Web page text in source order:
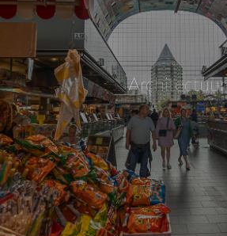
Architectuur